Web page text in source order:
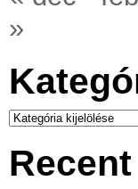
»
Kategóriák
Recent